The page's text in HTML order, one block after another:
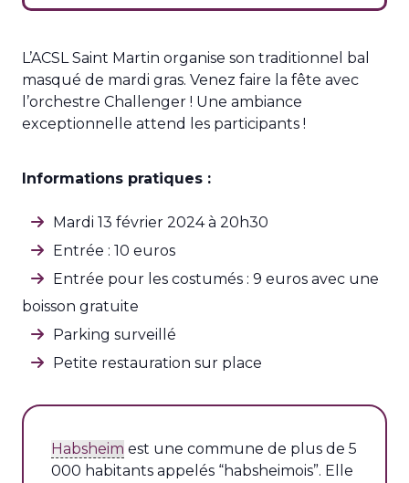
L’ACSL Saint Martin organise son traditionnel bal
masqué de mardi gras. Venez faire la fête avec
l’orchestre Challenger ! Une ambiance
exceptionnelle attend les participants !
Informations pratiques :
Mardi 13 février 2024 à 20h30
Entrée : 10 euros
Entrée pour les costumés : 9 euros avec une
boisson gratuite
Parking surveillé
Petite restauration sur place
Habsheim est une commune de plus de 5
000 habitants appelés “habsheimois”. Elle